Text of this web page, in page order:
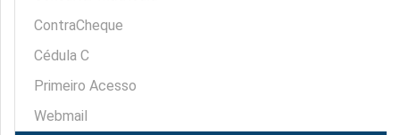
ContraCheque
Cédula C
Primeiro Acesso
Webmail